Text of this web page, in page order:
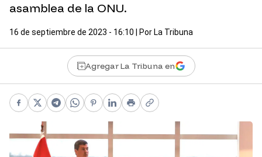
asamblea de la ONU.
16 de septiembre de 2023 - 16:10 | Por La Tribuna
Agregar La Tribuna en
Facebook
X Telegram
WhatsApp
Pinterest
LinkedIn
PrintCopy link